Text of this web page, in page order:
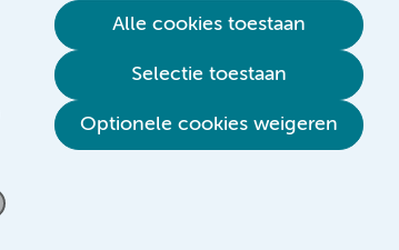
Alle cookies toestaan
Selectie toestaan
Optionele cookies weigeren
Verwijzen & diagnostiek